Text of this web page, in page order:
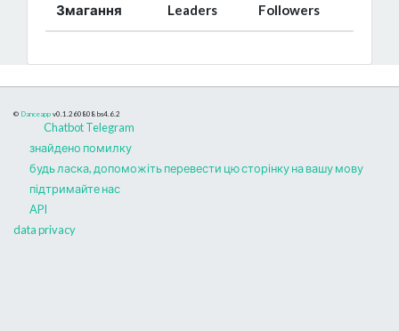
Змагання Leaders Followers
© Danceapp v0.1.260808 bs4.6.2
Chatbot Telegram
знайдено помилку
будь ласка, допоможіть перевести цю сторінку на вашу мову
підтримайте нас
API
data privacy